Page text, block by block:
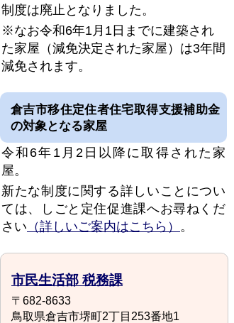
制度は廃止となりました。
※なお令和6年1月1日までに建築され
た家屋（減免決定された家屋）は3年間
減免されます。
倉吉市移住定住者住宅取得支援補助金
の対象となる家屋
令和6年1月2日以降に取得された家
屋。
新たな制度に関する詳しいことについ
ては、しごと定住促進課へお尋ねくだ
さい （詳しいご案内はこちら） 。
市民生活部 税務課
〒682-8633
鳥取県倉吉市堺町2丁目253番地1